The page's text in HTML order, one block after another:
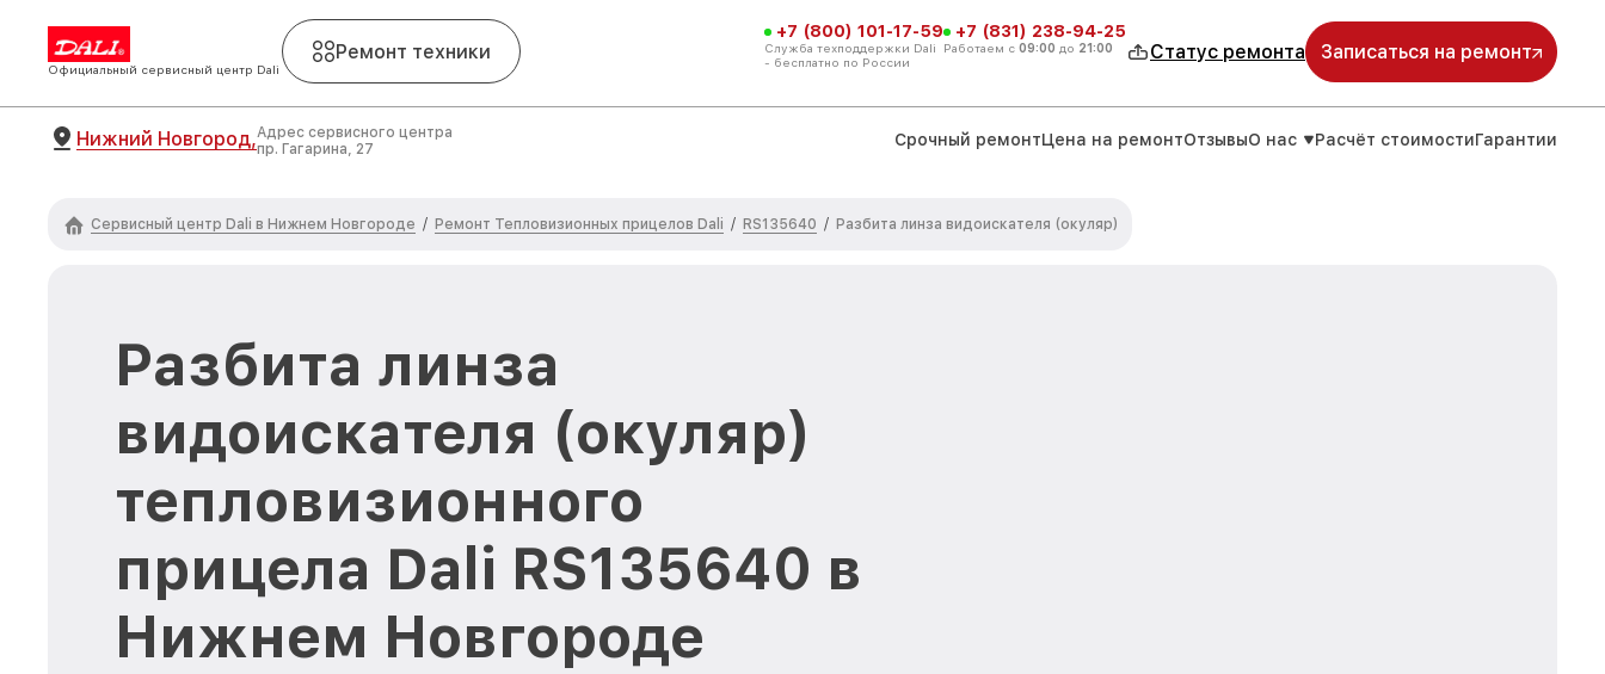
Официальный сервисный центр Dali
Ремонт техники
+7 (800) 101-17-59
Служба техподдержки Dali
- бесплатно по России
+7 (831) 238-94-25
Работаем с 09:00 до 21:00 Статус ремонта Записаться на ремонт
Нижний Новгород,Адрес сервисного центра
пр. Гагарина, 27
Срочный ремонтЦена на ремонтОтзывыО нас Расчёт стоимостиГарантии
Сервисный центр Dali в Нижнем Новгороде / Ремонт Тепловизионных прицелов Dali / RS135640 / Разбита линза видоискателя (окуляр)
Разбита линза
видоискателя (окуляр)
тепловизионного
прицела Dali RS135640 в
Нижнем Новгороде